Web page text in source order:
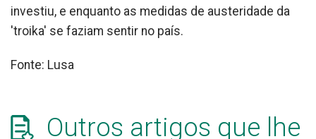
investiu, e enquanto as medidas de austeridade da
'troika' se faziam sentir no país.
Fonte: Lusa
Outros artigos que lhe